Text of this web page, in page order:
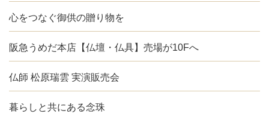
心をつなぐ御供の贈り物を
阪急うめだ本店【仏壇・仏具】売場が10Fへ
仏師 松原瑞雲 実演販売会
暮らしと共にある念珠